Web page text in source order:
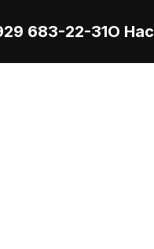
683-22-31О Нас